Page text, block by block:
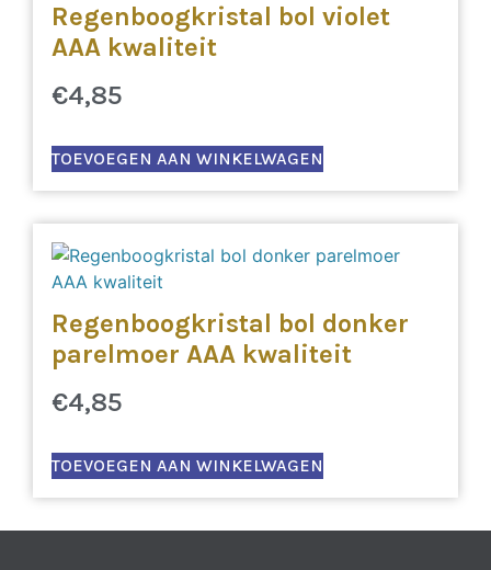
Regenboogkristal bol violet
AAA kwaliteit
€4,85
TOEVOEGEN AAN WINKELWAGEN
Regenboogkristal bol donker
parelmoer AAA kwaliteit
€4,85
TOEVOEGEN AAN WINKELWAGEN